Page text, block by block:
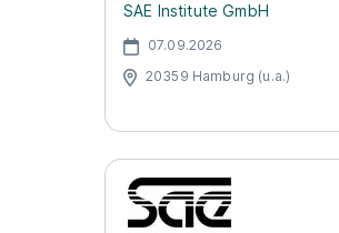
SAE Institute GmbH
07.09.2026
20359 Hamburg (u.a.)